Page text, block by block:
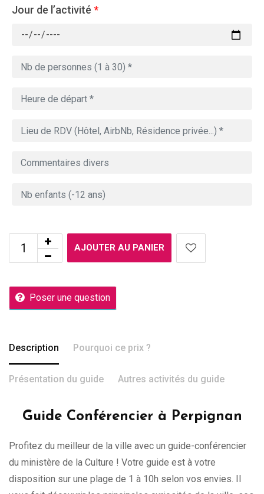
Jour de l’activité *
AJOUTER AU PANIER
Poser une question
Description Pourquoi ce prix ?
Présentation du guide Autres activités du guide
Guide Conférencier à Perpignan
Profitez du meilleur de la ville avec un guide-conférencier
du ministère de la Culture ! Votre guide est à votre
disposition sur une plage de 1 à 10h selon vos envies. Il